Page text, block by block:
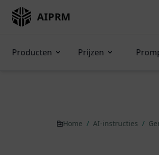
AIPRM
Producten Prijzen
Home / AI-instructies /